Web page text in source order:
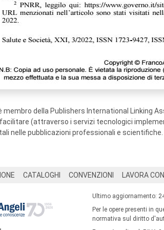
membro della Publishers International Linking
(attraverso i servizi tecnologici
nelle pubblicazioni professionali e scientifiche.
CATALOGHI CONVENZIONI LAVORA
Ultimo aggiornamento:
Per le opere presenti in
normativa sul diritto